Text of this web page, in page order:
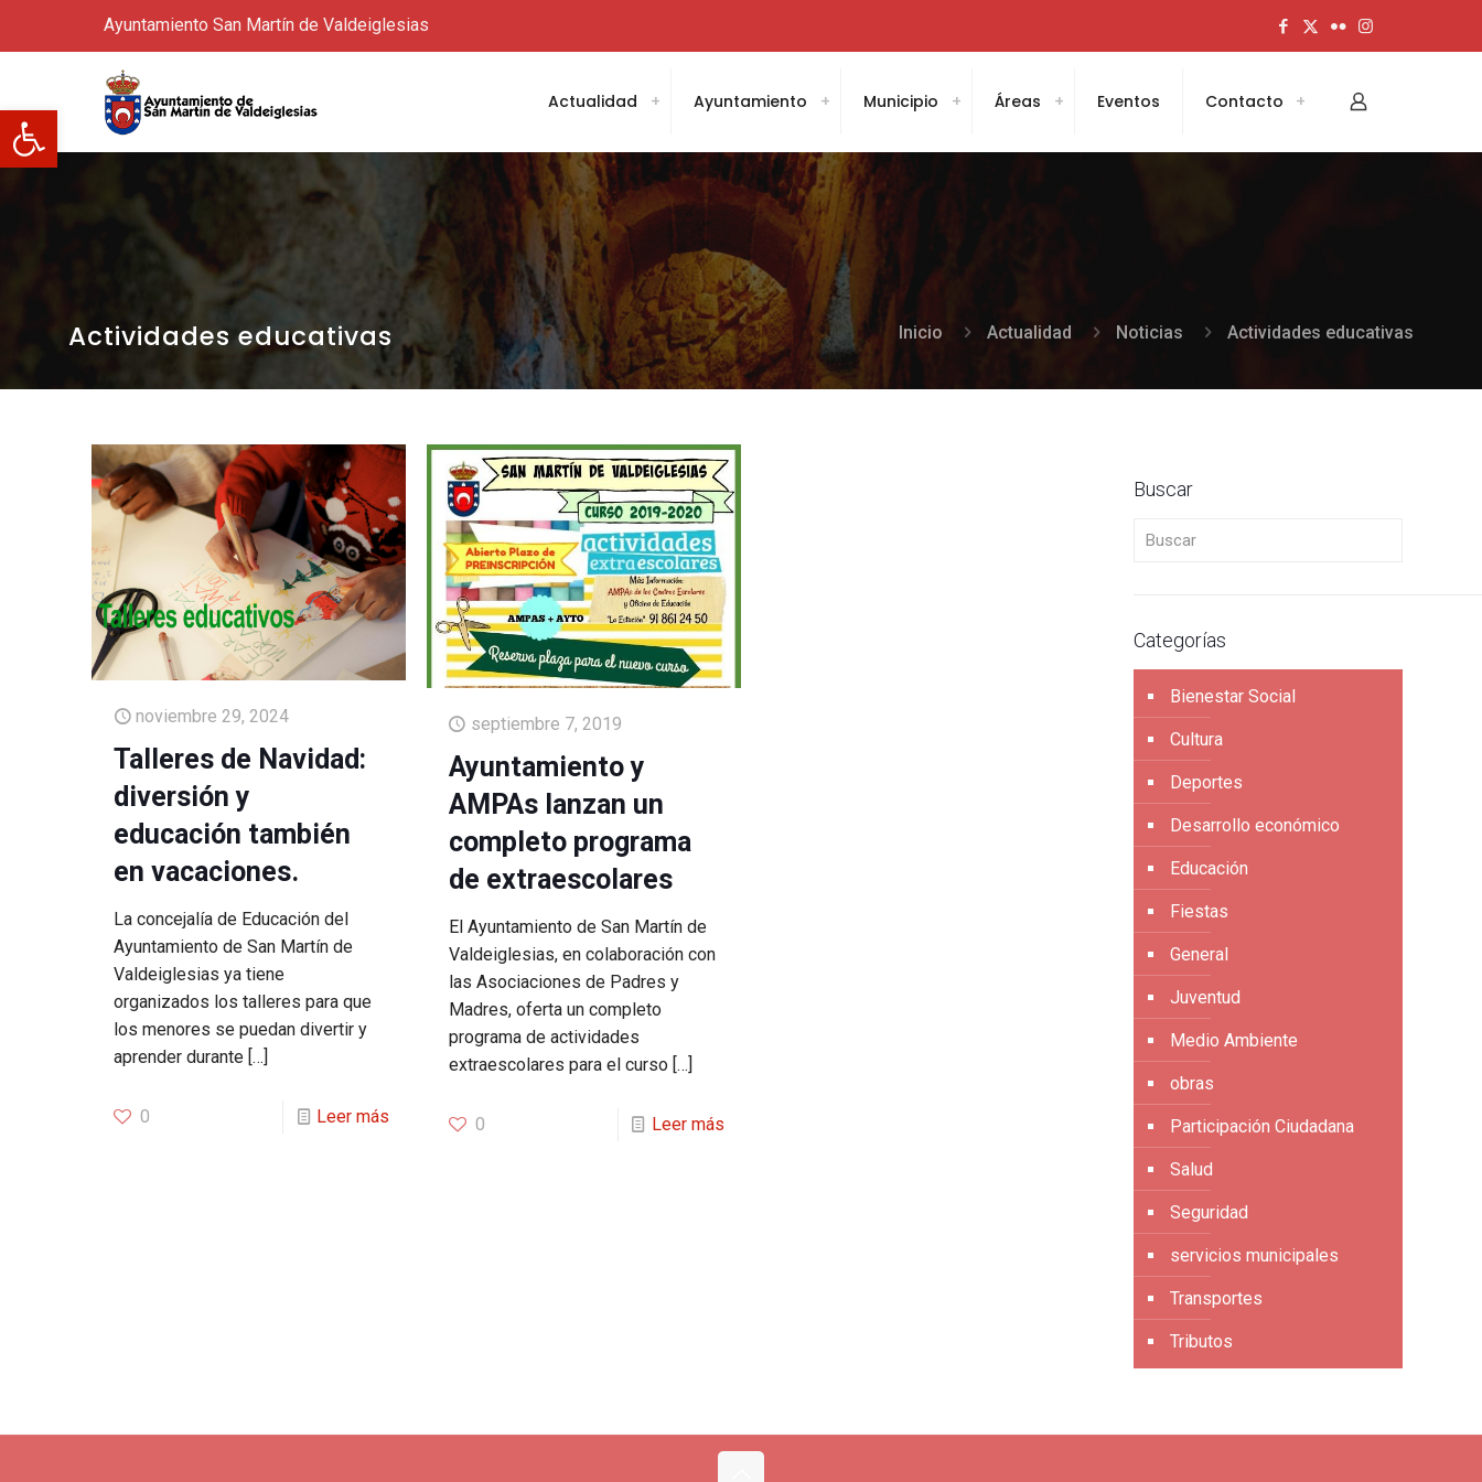
Abrir barra de herramientas
Ayuntamiento San Martín de Valdeiglesias
Actualidad Ayuntamiento Municipio Áreas Eventos Contacto
Actividades educativas Inicio Actualidad Noticias Actividades educativas
noviembre 29, 2024
Talleres de Navidad:
diversión y
educación también
en vacaciones.
La concejalía de Educación del
Ayuntamiento de San Martín de
Valdeiglesias ya tiene
organizados los talleres para que
los menores se puedan divertir y
aprender durante […]
0 Leer más
septiembre 7, 2019
Ayuntamiento y
AMPAs lanzan un
completo programa
de extraescolares
El Ayuntamiento de San Martín de
Valdeiglesias, en colaboración con
las Asociaciones de Padres y
Madres, oferta un completo
programa de actividades
extraescolares para el curso[…]
0 Leer más
Buscar
Buscar
Categorías
Bienestar Social
Cultura
Deportes
Desarrollo económico
Educación
Fiestas
General
Juventud
Medio Ambiente
obras
Participación Ciudadana
Salud
Seguridad
servicios municipales
Transportes
Tributos